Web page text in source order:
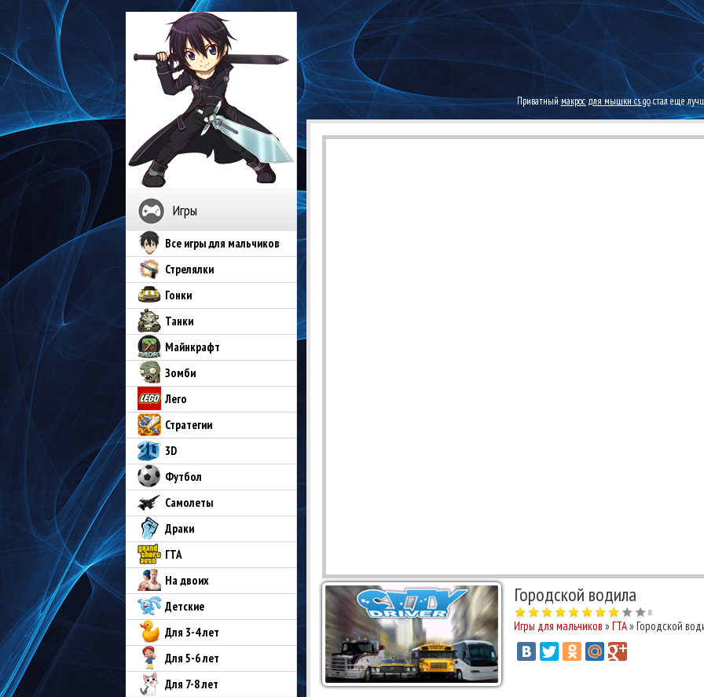
Игры
Все игры для мальчиков
Стрелялки
Гонки
Танки
Майнкрафт
Зомби
Лего
Стратегии
3D
Футбол
Самолеты
Драки
ГТА
На двоих
Детские
Для 3-4 лет
Для 5-6 лет
Для 7-8 лет
Приватныймакрос для мышки cs goстал еще
Городской водила
8
Игры для мальчиков »ГТА» Городской